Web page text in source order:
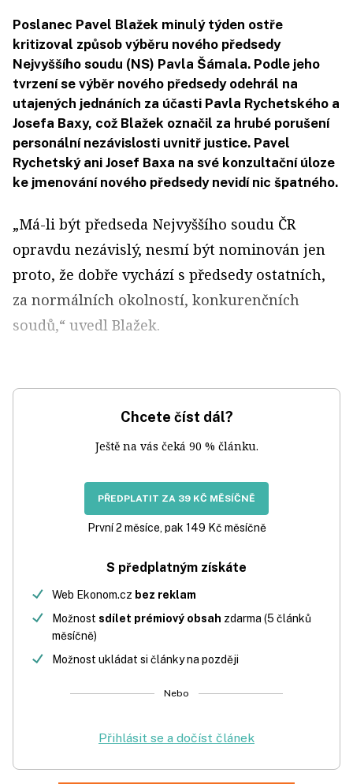
Poslanec Pavel Blažek minulý týden ostře
kritizoval způsob výběru nového předsedy
Nejvyššího soudu (NS) Pavla Šámala. Podle jeho
tvrzení se výběr nového předsedy odehrál na
utajených jednáních za účasti Pavla Rychetského a
Josefa Baxy, což Blažek označil za hrubé porušení
personální nezávislosti uvnitř justice. Pavel
Rychetský ani Josef Baxa na své konzultační úloze
ke jmenování nového předsedy nevidí nic špatného.
„Má-li být předseda Nejvyššího soudu ČR
opravdu nezávislý, nesmí být nominován jen
proto, že dobře vychází s předsedy ostatních,
za normálních okolností, konkurenčních
soudů,“ uvedl Blažek.
Chcete číst dál?
Ještě na vás čeká 90 % článku.
PŘEDPLATIT ZA 39 KČ MĚSÍČNĚ
První 2 měsíce, pak 149 Kč měsíčně
S předplatným získáte
Web Ekonom.cz bez reklam
Možnost sdílet prémiový obsah zdarma (5 článků
měsíčně)
Možnost ukládat si články na později
Nebo
Přihlásit se a dočíst článek